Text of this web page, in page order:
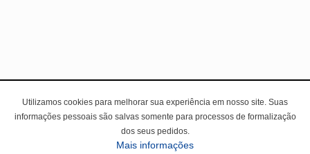
Utilizamos cookies para melhorar sua experiência em nosso site. Suas
informações pessoais são salvas somente para processos de formalização
dos seus pedidos.
Mais informaçõessobre a Política de